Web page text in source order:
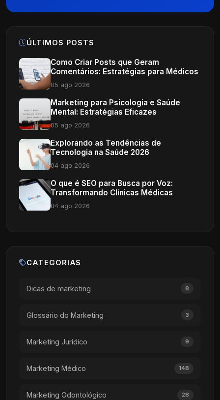
ÚLTIMOS POSTS
Como Criar Posts que Geram
Comentários: Estratégias para Médicos
05 ago 2026
Marketing para Psicologia e Saúde
Mental: Estratégias Eficazes
05 ago 2026
Explorando as Tendências de
Tecnologia na Saúde 2026
04 ago 2026
O que é SEO para Busca por Voz:
Transformando Clínicas Médicas
04 ago 2026
CATEGORIAS
Dicas de marketing 8
Glossário do Marketing 3
Marketing Jurídico 9
Marketing Médico 148
Marketing Odontológico 28